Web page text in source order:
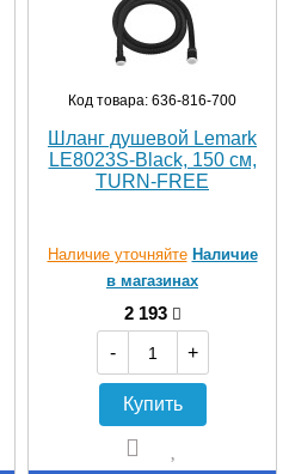
Код товара: 636-816-700
Шланг душевой Lemark
LE8023S-Black, 150 см,
TURN-FREE
Наличие уточняйте Наличие
в магазинах
2 193
-
+
Купить